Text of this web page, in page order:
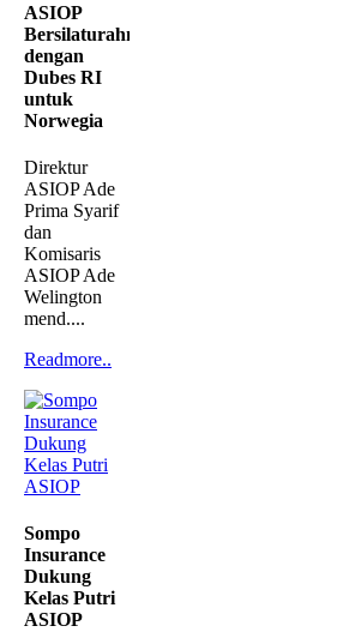
ASIOP
Bersilaturahmi
dengan
Dubes RI
untuk
Norwegia
Direktur
ASIOP Ade
Prima Syarif
dan
Komisaris
ASIOP Ade
Welington
mend....
Readmore..
Sompo
Insurance
Dukung
Kelas Putri
ASIOP